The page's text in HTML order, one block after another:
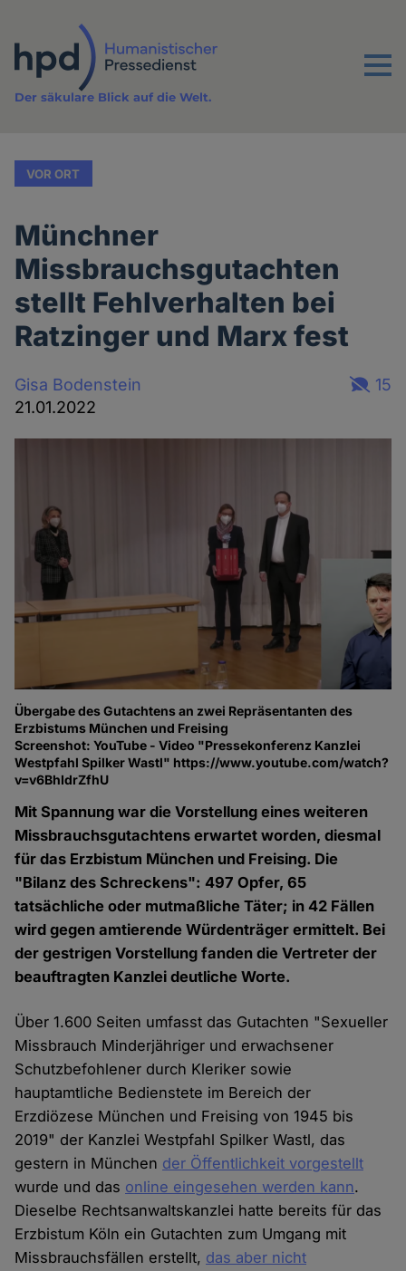
Inhalt
Menu
Der säkulare Blick auf die Welt.
VOR ORT
Münchner
Missbrauchsgutachten
stellt Fehlverhalten bei
Ratzinger und Marx fest
Gisa Bodenstein
21.01.2022
15
Übergabe des Gutachtens an zwei Repräsentanten des
Erzbistums München und Freising
Screenshot: YouTube - Video "Pressekonferenz Kanzlei
Westpfahl Spilker Wastl" https://www.youtube.com/watch?
v=v6BhIdrZfhU
Mit Spannung war die Vorstellung eines weiteren
Missbrauchsgutachtens erwartet worden, diesmal
für das Erzbistum München und Freising. Die
"Bilanz des Schreckens": 497 Opfer, 65
tatsächliche oder mutmaßliche Täter; in 42 Fällen
wird gegen amtierende Würdenträger ermittelt. Bei
der gestrigen Vorstellung fanden die Vertreter der
beauftragten Kanzlei deutliche Worte.
Über 1.600 Seiten umfasst das Gutachten "Sexueller
Missbrauch Minderjähriger und erwachsener
Schutzbefohlener durch Kleriker sowie
hauptamtliche Bedienstete im Bereich der
Erzdiözese München und Freising von 1945 bis
2019" der Kanzlei Westpfahl Spilker Wastl, das
gestern in München der Öffentlichkeit vorgestellt
wurde und das online eingesehen werden kann.
Dieselbe Rechtsanwaltskanzlei hatte bereits für das
Erzbistum Köln ein Gutachten zum Umgang mit
Missbrauchsfällen erstellt, das aber nicht